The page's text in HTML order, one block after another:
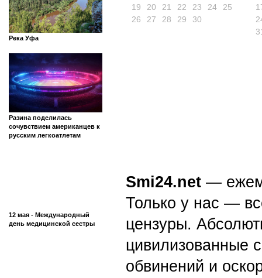
Река Уфа
Разина поделилась
сочувствием американцев к
русским легкоатлетам
12 мая - Международный
день медицинской сестры
19
20 21 22 23 24
25
26
27 28 29 30
Smi24.net —
Только у нас —
цензуры.
цивилизованные
обвинений и